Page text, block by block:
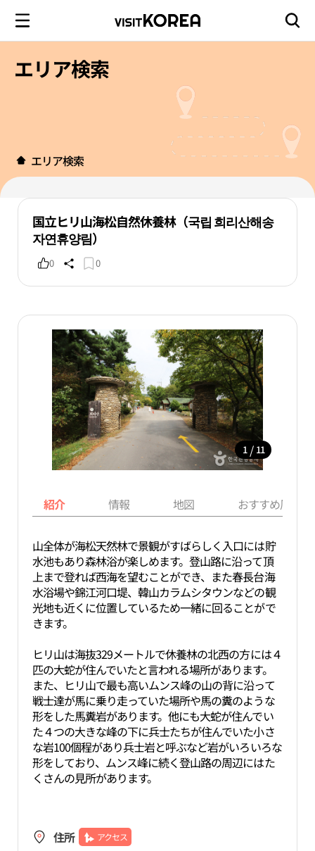
エリア検索
エリア検索
国立ヒリ山海松自然休養林（국립 희리산해송
자연휴양림）
0 0
1 / 11
紹介 情報 地図 おすすめ周辺
山全体が海松天然林で景観がすばらしく入口には貯
水池もあり森林浴が楽しめます。登山路に沿って頂
上まで登れば西海を望むことができ、また春長台海
水浴場や錦江河口堤、韓山カラムシタウンなどの観
光地も近くに位置しているため一緒に回ることがで
きます。
ヒリ山は海抜329メートルで休養林の北西の方には４
匹の大蛇が住んでいたと言われる場所があります。
また、ヒリ山で最も高いムンス峰の山の背に沿って
戦士達が馬に乗り走っていた場所や馬の糞のような
形をした馬糞岩があります。他にも大蛇が住んでい
た４つの大きな峰の下に兵士たちが住んでいた小さ
な岩100個程があり兵士岩と呼ぶなど岩がいろいろな
形をしており、ムンス峰に続く登山路の周辺にはた
くさんの見所があります。
住所 アクセス